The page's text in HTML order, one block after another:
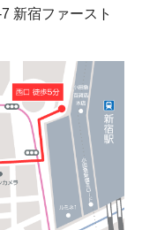
新宿ファースト